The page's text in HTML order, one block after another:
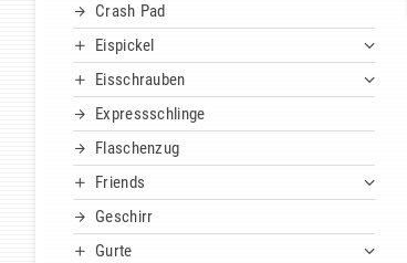
Crash Pad
Eispickel
Eisschrauben
Expressschlinge
Flaschenzug
Friends
Geschirr
Gurte